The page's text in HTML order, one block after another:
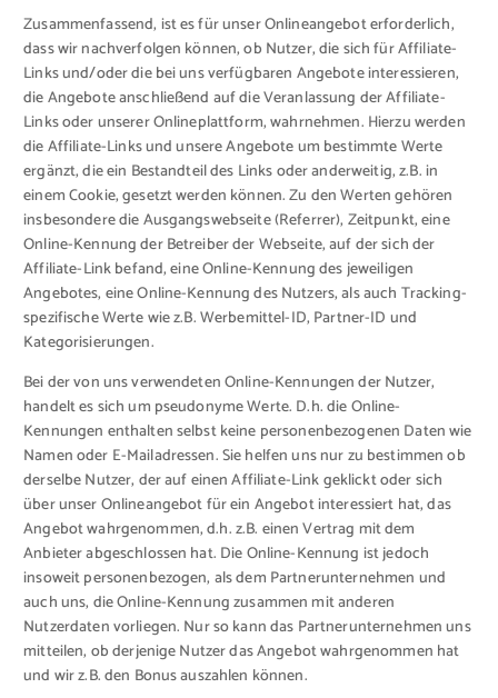
Zusammenfassend, ist es für unser Onlineangebot erforderlich,
dass wir nachverfolgen können, ob Nutzer, die sich für Affiliate-
Links und/oder die bei uns verfügbaren Angebote interessieren,
die Angebote anschließend auf die Veranlassung der Affiliate-
Links oder unserer Onlineplattform, wahrnehmen. Hierzu werden
die Affiliate-Links und unsere Angebote um bestimmte Werte
ergänzt, die ein Bestandteil des Links oder anderweitig, z.B. in
einem Cookie, gesetzt werden können. Zu den Werten gehören
insbesondere die Ausgangswebseite (Referrer), Zeitpunkt, eine
Online-Kennung der Betreiber der Webseite, auf der sich der
Affiliate-Link befand, eine Online-Kennung des jeweiligen
Angebotes, eine Online-Kennung des Nutzers, als auch Tracking-
spezifische Werte wie z.B. Werbemittel-ID, Partner-ID und
Kategorisierungen.
Bei der von uns verwendeten Online-Kennungen der Nutzer,
handelt es sich um pseudonyme Werte. D.h. die Online-
Kennungen enthalten selbst keine personenbezogenen Daten wie
Namen oder E-Mailadressen. Sie helfen uns nur zu bestimmen ob
derselbe Nutzer, der auf einen Affiliate-Link geklickt oder sich
über unser Onlineangebot für ein Angebot interessiert hat, das
Angebot wahrgenommen, d.h. z.B. einen Vertrag mit dem
Anbieter abgeschlossen hat. Die Online-Kennung ist jedoch
insoweit personenbezogen, als dem Partnerunternehmen und
auch uns, die Online-Kennung zusammen mit anderen
Nutzerdaten vorliegen. Nur so kann das Partnerunternehmen uns
mitteilen, ob derjenige Nutzer das Angebot wahrgenommen hat
und wir z.B. den Bonus auszahlen können.